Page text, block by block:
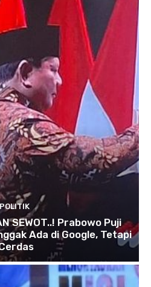
POLITIK
SEWOT..! Prabowo Puji
Ada di Google, Tetapi